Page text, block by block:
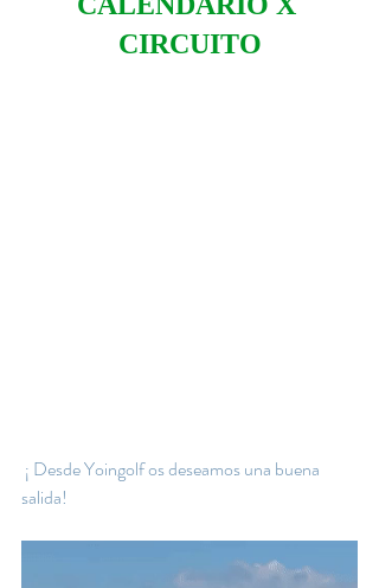
CIRCUITO
salida!